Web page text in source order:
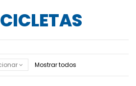
Mostrar todos